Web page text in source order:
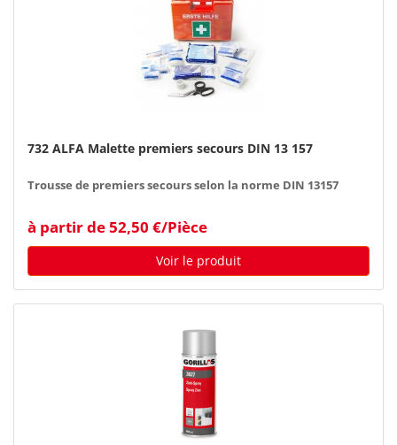
732 ALFA Malette premiers secours DIN 13 157
Trousse de premiers secours selon la norme DIN 13157
à partir de 52,50 €/Pièce
Voir le produit